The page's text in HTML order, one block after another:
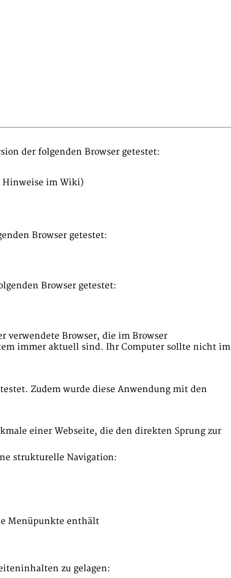
der folgenden Browser getestet:
Hinweise im Wiki)
Browser getestet:
Browser getestet:
verwendete Browser, die im Browser
immer aktuell sind. Ihr Computer sollte nicht im
Zudem wurde diese Anwendung mit den
einer Webseite, die den direkten Sprung zur
strukturelle Navigation:
Menüpunkte enthält
zu gelagen: